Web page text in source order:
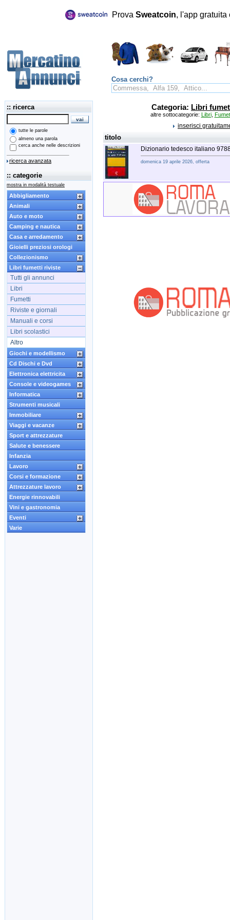
Prova Sweatcoin, l'app
Cosa cerchi?
:: ricerca
tutte le parole
almeno una parola
cerca anche nelle descrizioni
ricerca avanzata
:: categorie
mostra in modalità testuale
Abbigliamento
Animali
Auto e moto
Camping e nautica
Casa e arredamento
Gioielli preziosi orologi
Collezionismo
Libri fumetti riviste
Tutti gli annunci
Libri
Fumetti
Riviste e giornali
Manuali e corsi
Libri scolastici
Altro
Giochi e modellismo
Cd Dischi e Dvd
Elettronica elettricita
Console e videogames
Informatica
Strumenti musicali
Immobiliare
Viaggi e vacanze
Sport e attrezzature
Salute e benessere
Infanzia
Lavoro
Corsi e formazione
Attrezzature lavoro
Energie rinnovabili
Vini e gastronomia
Eventi
Varie
Categoria: Libri
altre sottocategorie: Libri,
inserisci
titolo
Dizionario tedesco italiano
domenica 19 aprile 2026, offerta